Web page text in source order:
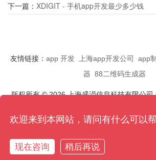
下一篇： XDIGIT - 手机app开发最少多少钱
友情链接： app 开发 上海app开发公司 app
器 88二维码生成器
版权所有 © 2026 上海盛涢信息科技有限公司
QQ:1295972330 沪ICP备
欢迎来到本网站，请问有什么可以
现在咨询 稍后再说